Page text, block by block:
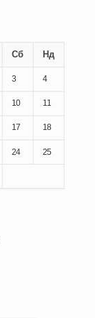
Сб Нд
3 4
10 11
17 18
24 25